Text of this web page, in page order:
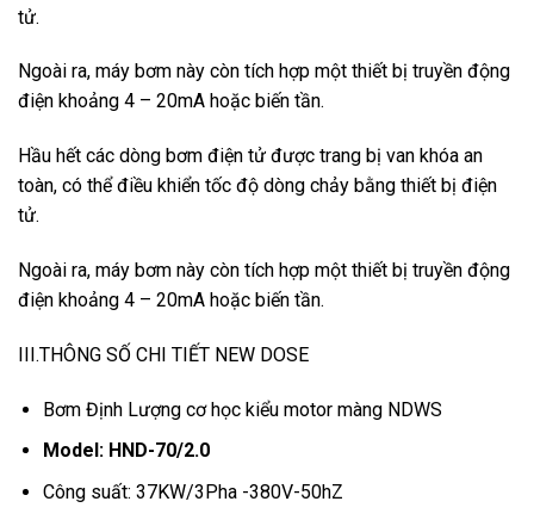
tử.
Ngoài ra, máy bơm này còn tích hợp một thiết bị truyền động
điện khoảng 4 – 20mA hoặc biến tần.
Hầu hết các dòng bơm điện tử được trang bị van khóa an
toàn, có thể điều khiển tốc độ dòng chảy bằng thiết bị điện
tử.
Ngoài ra, máy bơm này còn tích hợp một thiết bị truyền động
điện khoảng 4 – 20mA hoặc biến tần.
III.THÔNG SỐ CHI TIẾT NEW DOSE
Bơm Định Lượng cơ học kiểu motor màng NDWS
Model: HND-70/2.0
Công suất: 37KW/3Pha -380V-50hZ